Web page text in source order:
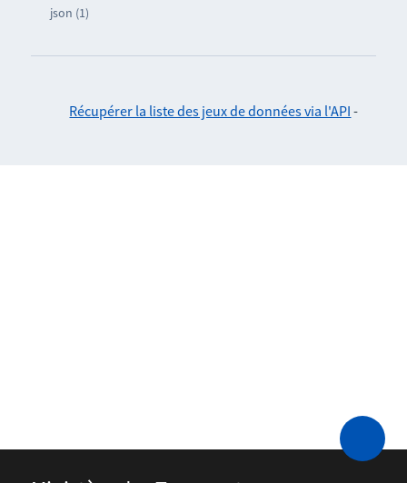
json (1)
Récupérer la liste des jeux de données via l'API -
Ministère des Transports